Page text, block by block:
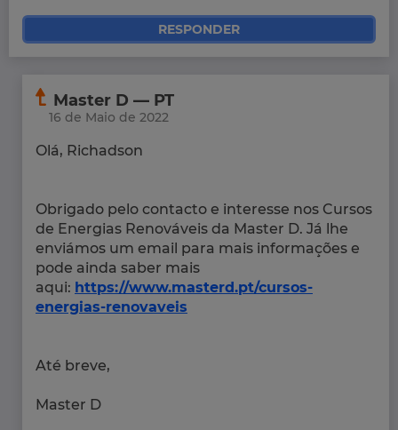
RESPONDER
Master D — PT
16 de Maio de 2022
Olá, Richadson
Obrigado pelo contacto e interesse nos Cursos
de Energias Renováveis da Master D. Já lhe
enviámos um email para mais informações e
pode ainda saber mais
aqui: https://www.masterd.pt/cursos-
energias-renovaveis
Até breve,
Master D